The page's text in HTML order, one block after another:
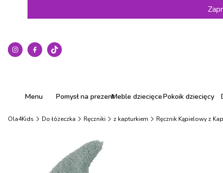
Menu Pomysł na prezentMeble dziecięcePokoik dziecięcy
Ola4Kids Do łóżeczka Ręczniki z kapturkiem Ręcznik Kąpielowy z